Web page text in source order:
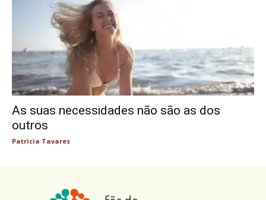
As suas necessidades não são as dos
outros
Patricia Tavares